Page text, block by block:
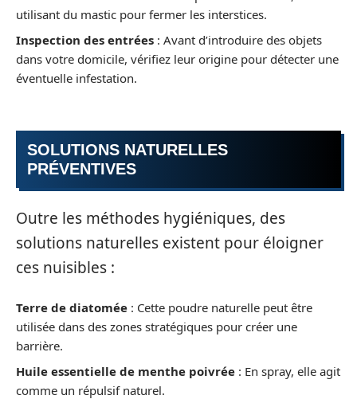
utilisant du mastic pour fermer les interstices.
Inspection des entrées : Avant d’introduire des objets
dans votre domicile, vérifiez leur origine pour détecter une
éventuelle infestation.
SOLUTIONS NATURELLES
PRÉVENTIVES
Outre les méthodes hygiéniques, des
solutions naturelles existent pour éloigner
ces nuisibles :
Terre de diatomée : Cette poudre naturelle peut être
utilisée dans des zones stratégiques pour créer une
barrière.
Huile essentielle de menthe poivrée : En spray, elle agit
comme un répulsif naturel.